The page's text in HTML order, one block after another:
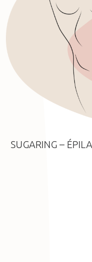
SUGARING –